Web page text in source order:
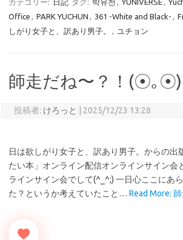
カテゴリー: 日記 タグ: 박유천 , YUNIVERSE,
Office , PARK YUCHUN , 361 -White and Black- ,
しがり女子と、訳あり男子。
, ユチョン
師走だね〜？！(⁠☉⁠｡⁠
投稿者: けろっと 2025/12/23 13:28
日は欲しがり女子と、訳あり男子。からの出
たい本」オンライン配信オンラインサイン会
ラインサイン会でして(^_^;) 一日心ここにあ
た？というか考えていたこと… Read More: